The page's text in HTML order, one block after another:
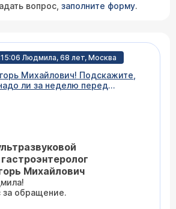
вопрос, заполните форму.
Людмила, 68 лет, Москва
Михайлович! Подскажите,
ли за неделю перед
через день, в связи с приемом
В прошлом году меня об
не предупреждал.
Михайлович
за обращение.